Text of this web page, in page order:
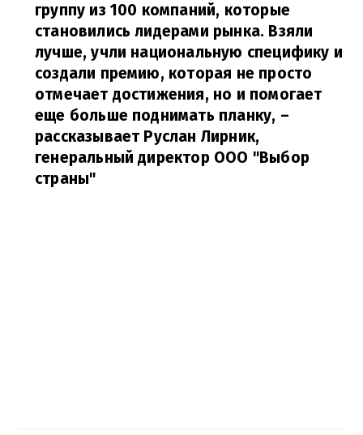
группу из 100 компаний, которые
становились лидерами рынка. Взяли
лучше, учли национальную специфику и
создали премию, которая не просто
отмечает достижения, но и помогает
еще больше поднимать планку, –
рассказывает Руслан Лирник,
генеральный директор ООО "Выбор
страны"